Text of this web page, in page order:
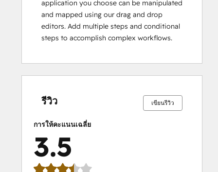
application you choose can be manipulated
and mapped using our drag and drop
editors. Add multiple steps and conditional
steps to accomplish complex workflows.
รีวิว เขียนรีวิว
การให้คะแนนเฉลี่ย
3.5
0%
55%
27%